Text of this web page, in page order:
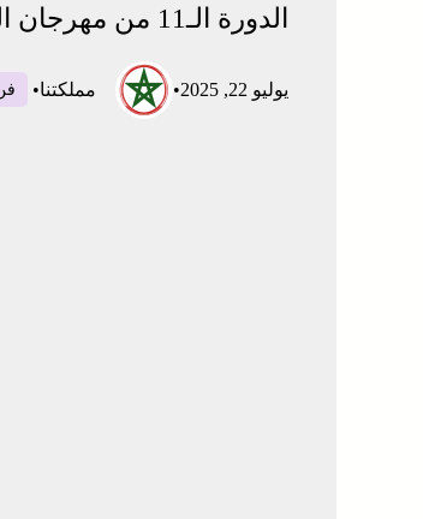
الدورة الـ11 من مهرجان الناظور المتوسطي تحتفي بعيد العرش ومغاربة العالم
يوليو 22, 2025 • مملكتنا•